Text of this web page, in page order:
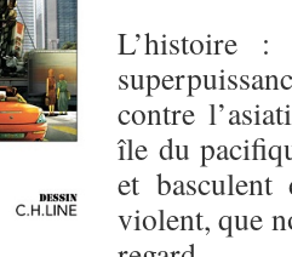
L’histoire
contre
île du
et
violent, que